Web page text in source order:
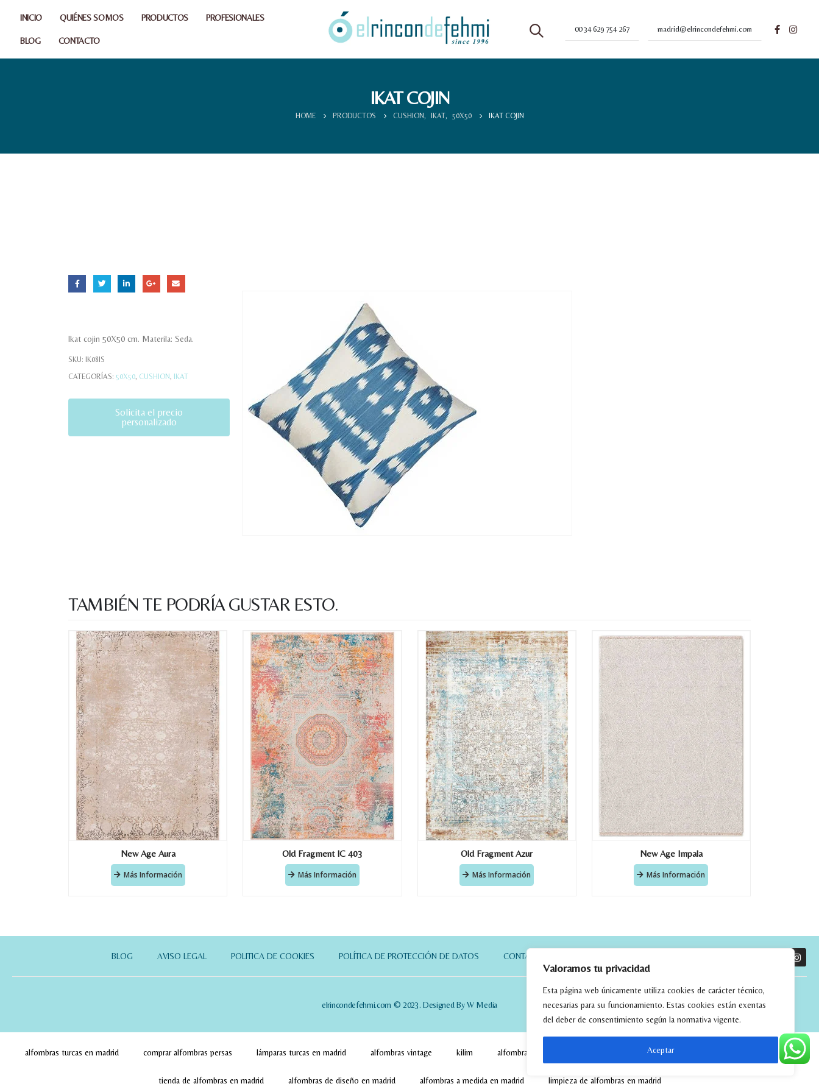
Valoramos tu privacidad
Esta página web únicamente utiliza cookies de carácter técnico,
necesarias para su funcionamiento. Estas cookies están exentas
del deber de consentimiento según la normativa vigente.
Aceptar
INICIO QUIÉNES SOMOS PRODUCTOS PROFESIONALES
BLOG CONTACTO
00 34 629 754 267 madrid@elrincondefehmi.com
IKAT COJIN
HOME PRODUCTOS CUSHION, IKAT, 50X50 IKAT COJIN
Ikat cojin 50X50 cm. Materila: Seda.
SKU: IK08IS
CATEGORÍAS: 50X50, CUSHION, IKAT
Solicita el precio
personalizado
TAMBIÉN TE PODRÍA GUSTAR ESTO.
New Age Aura
Más Información
Old Fragment IC 403
Más Información
Old Fragment Azur
Más Información
New Age Impala
Más Información
BLOG AVISO LEGAL POLITICA DE COOKIES POLÍTICA DE PROTECCIÓN DE DATOS CONTACTO
elrincondefehmi.com © 2023. Designed By W Media
alfombras turcas en madrid comprar alfombras persas lámparas turcas en madrid alfombras vintage kilim alfombras patchwork alfombras kilim madrid alfombras modernas madrid
tienda de alfombras en madrid alfombras de diseño en madrid alfombras a medida en madrid limpieza de alfombras en madrid
Nombre y apellido
Doy mi consentimiento para que esta web almacene la información
que envío para que puedan responder a mi petición.
Recibir mi oferta